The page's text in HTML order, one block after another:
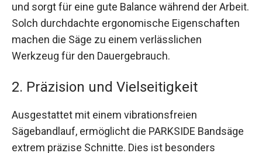
und sorgt für eine gute Balance während der Arbeit.
Solch durchdachte ergonomische Eigenschaften
machen die Säge zu einem verlässlichen
Werkzeug für den Dauergebrauch.
2. Präzision und Vielseitigkeit
Ausgestattet mit einem vibrationsfreien
Sägebandlauf, ermöglicht die PARKSIDE Bandsäge
extrem präzise Schnitte. Dies ist besonders